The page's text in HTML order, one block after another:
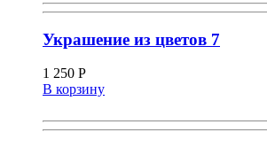
Украшение из цветов 7
1 250 Р
В корзину